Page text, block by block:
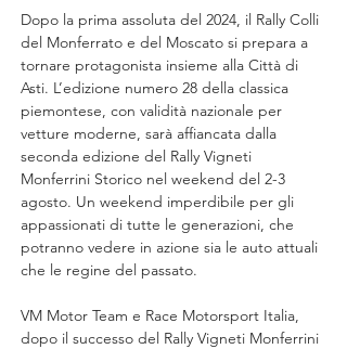
Dopo la prima assoluta del 2024, il Rally Colli
del Monferrato e del Moscato si prepara a
tornare protagonista insieme alla Città di
Asti. L’edizione numero 28 della classica
piemontese, con validità nazionale per
vetture moderne, sarà affiancata dalla
seconda edizione del Rally Vigneti
Monferrini Storico nel weekend del 2-3
agosto. Un weekend imperdibile per gli
appassionati di tutte le generazioni, che
potranno vedere in azione sia le auto attuali
che le regine del passato.
VM Motor Team e Race Motorsport Italia,
dopo il successo del Rally Vigneti Monferrini